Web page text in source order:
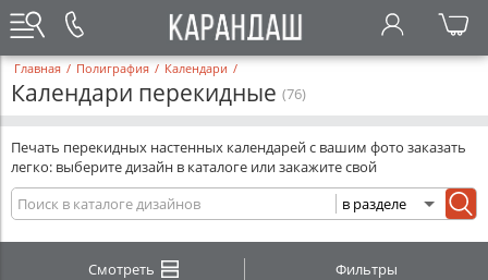
Главная / Полиграфия / Календари /
Календари перекидные (76)
Печать перекидных настенных календарей с вашим фото заказать
легко: выберите дизайн в каталоге или закажите свой
Смотреть Фильтры